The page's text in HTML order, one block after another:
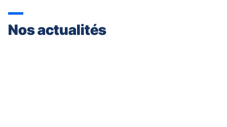
Nos actualités